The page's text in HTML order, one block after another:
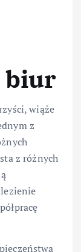
biur
wiąże
z
z różnych